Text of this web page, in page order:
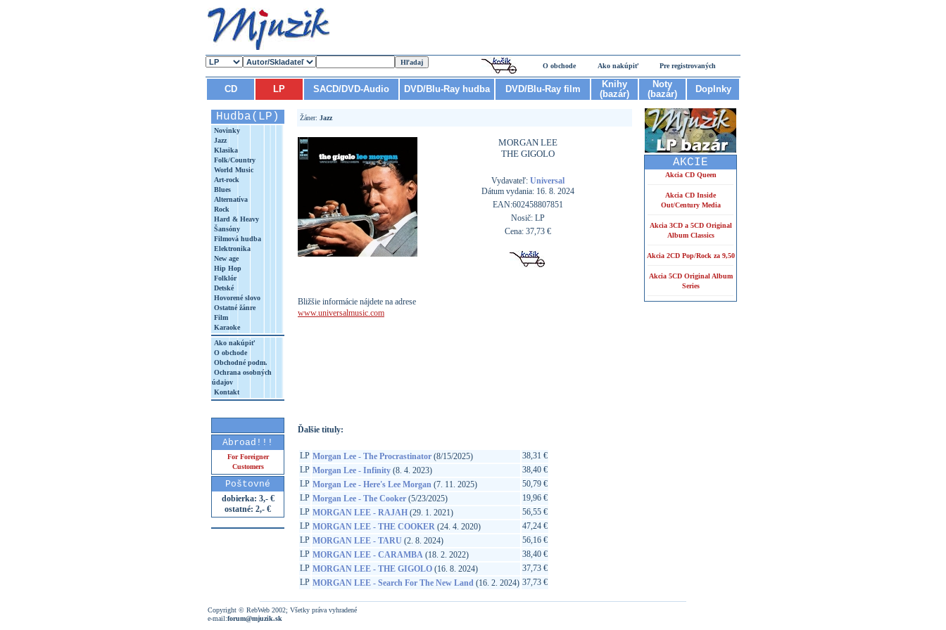
O obchode Ako nakúpiť Pre registrovaných
CD LP SACD/DVD-Audio DVD/Blu-Ray hudba DVD/Blu-Ray film
Knihy
(bazár)
Noty
(bazár)
Doplnky
Hudba(LP)
Novinky
Jazz
Klasika
Folk/Country
World Music
Art-rock
Blues
Alternatíva
Rock
Hard & Heavy
Šansóny
Filmová hudba
Elektronika
New age
Hip Hop
Folklór
Detské
Hovorené slovo
Ostatné žánre
Film
Karaoke
Ako nakúpiť
O obchode
Obchodné podm.
Ochrana osobných
údajov
Kontakt
Abroad!!!
For Foreigner
Customers
Poštovné
dobierka: 3,- €
ostatné: 2,- €
Žáner: Jazz
MORGAN LEE
THE GIGOLO
Vydavateľ: Universal
Dátum vydania: 16. 8. 2024
EAN:602458807851
Nosič: LP
Cena: 37,73 €
Bližšie informácie nájdete na adrese
www.universalmusic.com
Ďalšie tituly:
LP Morgan Lee - The Procrastinator (8/15/2025)
38,31 €
LP Morgan Lee - Infinity (8. 4. 2023)
38,40 €
LP Morgan Lee - Here's Lee Morgan (7. 11. 2025)
50,79 €
LP Morgan Lee - The Cooker (5/23/2025)
19,96 €
LP MORGAN LEE - RAJAH (29. 1. 2021)
56,55 €
LP MORGAN LEE - THE COOKER (24. 4. 2020)
47,24 €
LP MORGAN LEE - TARU (2. 8. 2024)
56,16 €
LP MORGAN LEE - CARAMBA (18. 2. 2022)
38,40 €
LP MORGAN LEE - THE GIGOLO (16. 8. 2024)
37,73 €
LP MORGAN LEE - Search For The New Land (16. 2. 2024) 37,73 €
AKCIE
Akcia CD Queen
Akcia CD Inside
Out/Century Media
Akcia 3CD a 5CD Original
Album Classics
Akcia 2CD Pop/Rock za 9,50
Akcia 5CD Original Album
Series
Copyright © RebWeb 2002; Všetky práva vyhradené
e-mail:forum@mjuzik.sk